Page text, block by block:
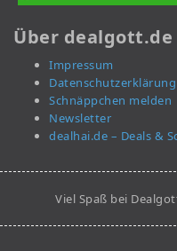
Über dealgott.de
Impressum
Datenschutzerklärung
Schnäppchen melden
Newsletter
dealhai.de – Deals &
Viel Spaß bei